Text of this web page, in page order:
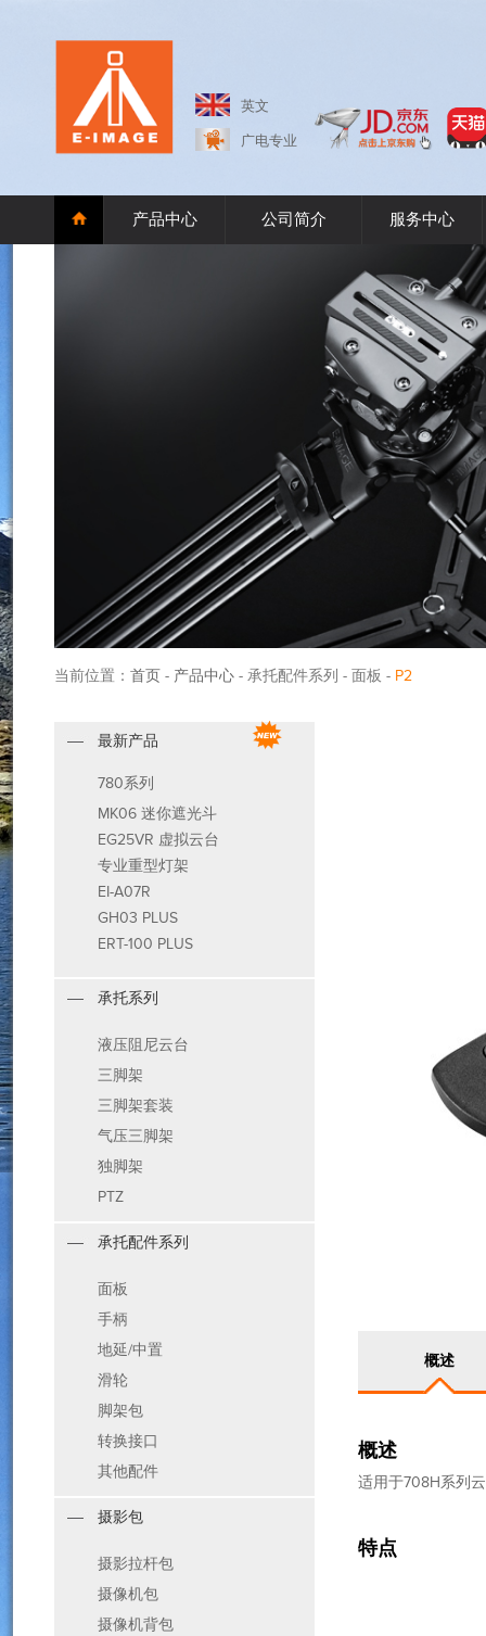
英文
广电专业
产品中心 公司简介 服务中心
当前位置： 首页 - 产品中心 - 承托配件系列 - 面板 - P2
最新产品
780系列
MK06 迷你遮光斗
EG25VR 虚拟云台
专业重型灯架
EI-A07R
GH03 PLUS
ERT-100 PLUS
承托系列
液压阻尼云台
三脚架
三脚架套装
气压三脚架
独脚架
PTZ
承托配件系列
面板
手柄
地延/中置
滑轮
脚架包
转换接口
其他配件
摄影包
摄影拉杆包
摄像机包
摄像机背包
概述
概述
适用于708H系列
特点